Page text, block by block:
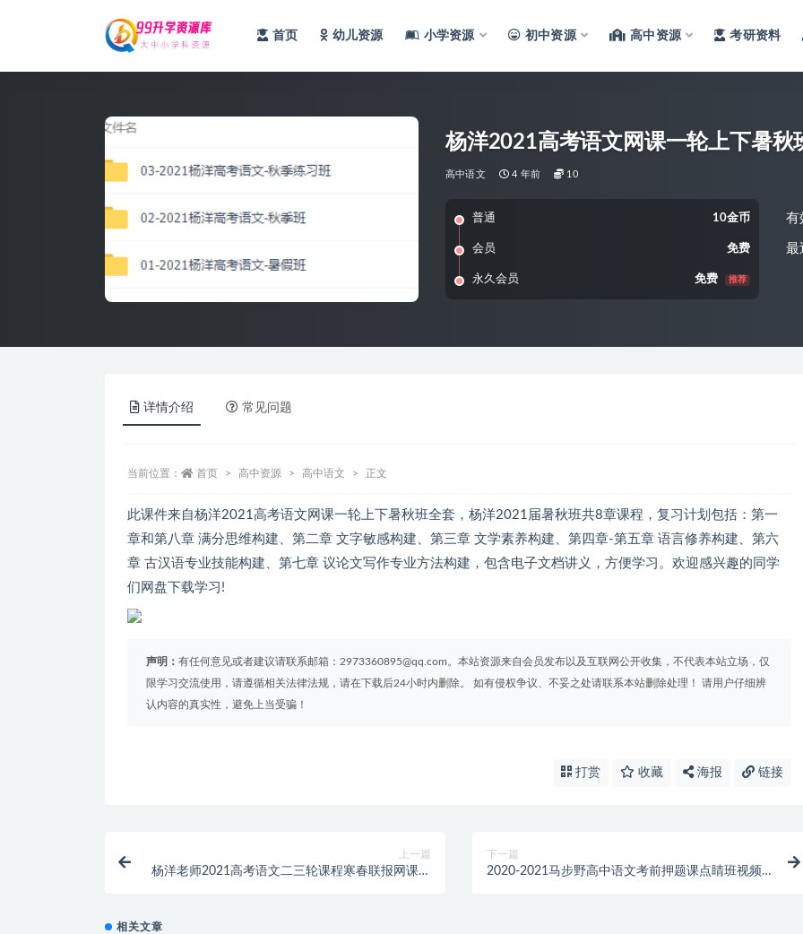
首页 幼儿资源 小学资源 初中资源 高中资源 考研资料
杨洋2021高考语文网课一轮上下暑秋
高中语文 4 年前 10
普通 10金币
会员 免费
永久会员 免费 推荐
有
最
详情介绍 常见问题
当前位置： 首页 高中资源 高中语文 正文
此课件来自杨洋2021高考语文网课一轮上下暑秋班全套，杨洋2021届暑秋班共8章课程，复习计划包括：第一
章和第八章 满分思维构建、第二章 文字敏感构建、第三章 文学素养构建、第四章-第五章 语言修养构建、第六
章 古汉语专业技能构建、第七章 议论文写作专业方法构建，包含电子文档讲义，方便学习。欢迎感兴趣的同学
们网盘下载学习!
声明： 有任何意见或者建议请联系邮箱：2973360895@qq.com。本站资源来自会员发布以及互联网公开收集，不代表本站立场，仅
限学习交流使用，请遵循相关法律法规，请在下载后24小时内删除。 如有侵权争议、不妥之处请联系本站删除处理！ 请用户仔细辨
认内容的真实性，避免上当受骗！
打赏 收藏 海报 链接
上一篇
杨洋老师2021高考语文二三轮课程寒春联报网课资
下一篇
2020-2021马步野高中语文考前押题课点睛班视频
相关文章